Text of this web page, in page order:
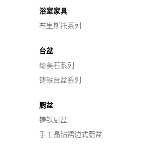
浴室家具
布里斯托系列
台盆
绮美石系列
铸铁台盆系列
厨盆
铸铁厨盆
手工晶钻裙边式厨盆